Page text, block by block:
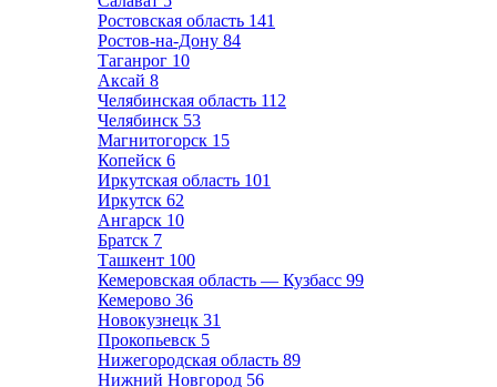
Ростовская область 141
Ростов-на-Дону 84
Таганрог 10
Аксай 8
Челябинская область 112
Челябинск 53
Магнитогорск 15
Копейск 6
Иркутская область 101
Иркутск 62
Ангарск 10
Братск 7
Ташкент 100
Кемеровская область — Кузбасс 99
Кемерово 36
Новокузнецк 31
Прокопьевск 5
Нижегородская область 89
Нижний Новгород 56